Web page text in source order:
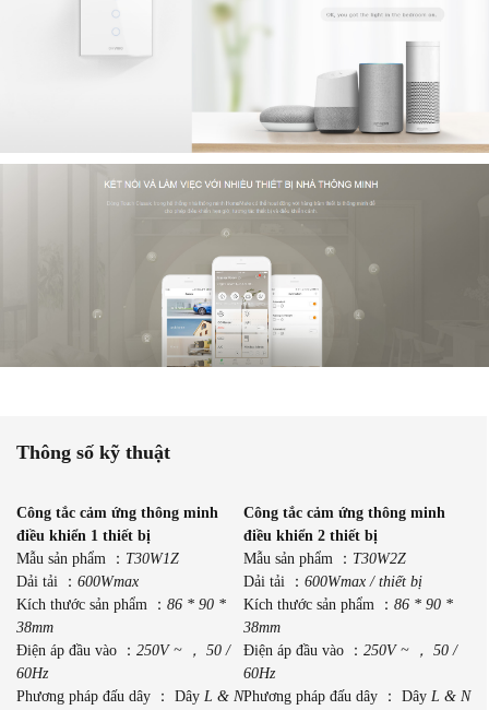
Thông số kỹ thuật
Công tắc cảm ứng thông minh
điều khiển 1 thiết bị
Mẫu sản phẩm ： T30W1Z
Dải tải ： 600Wmax
Kích thước sản phẩm ： 86 * 90 *
38mm
Điện áp đầu vào ： 250V ~ ， 50 /
60Hz
Phương pháp đấu dây ： Dây L & N
Công tắc cảm ứng thông minh
điều khiển 2 thiết bị
Mẫu sản phẩm ： T30W2Z
Dải tải ： 600Wmax / thiết bị
Kích thước sản phẩm ： 86 * 90 *
38mm
Điện áp đầu vào ： 250V ~ ， 50 /
60Hz
Phương pháp đấu dây ： Dây L & N